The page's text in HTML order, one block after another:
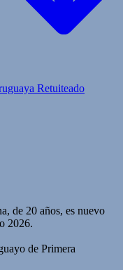
Retuiteado
de 20 años, es nuevo
2026.
de Primera